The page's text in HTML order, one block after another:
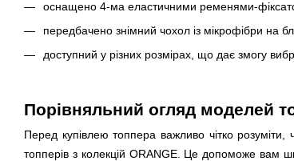
оснащено 4-ма еластичними ременями-
передбачено знімний чохол із мікрофібри на
доступний у різних розмірах, що дає змогу
Порівняльний огляд моделей
Перед купівлею топпера важливо чітко
топперів з колекцій ORANGE. Це допоможе вам